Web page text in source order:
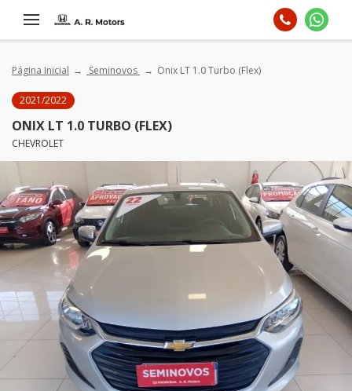
Página Inicial Seminovos Onix LT 1.0 Turbo (Flex)
2021/2022
ONIX LT 1.0 TURBO (FLEX)
CHEVROLET